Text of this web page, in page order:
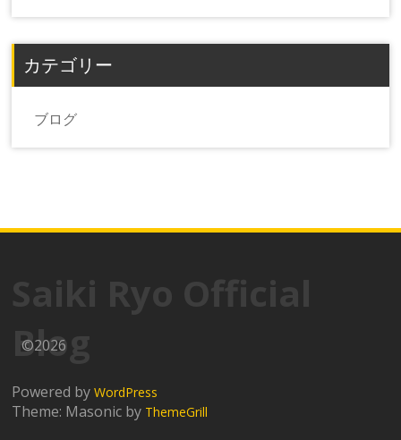
カテゴリー
ブログ
Saiki Ryo Official
Blog
©2026
Powered byWordPress
Theme: Masonic by ThemeGrill